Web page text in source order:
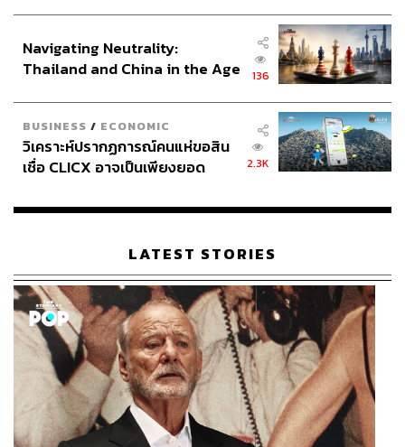
Navigating Neutrality:
Thailand and China in the Age
136
BUSINESS / ECONOMIC
วิเคราะห์ปรากฏการณ์คนแห่ขอสิน
เชื่อ CLICX อาจเป็นเพียงยอด
เรือนไทยที่ถูกซุกไว้
2.3K
LATEST STORIES